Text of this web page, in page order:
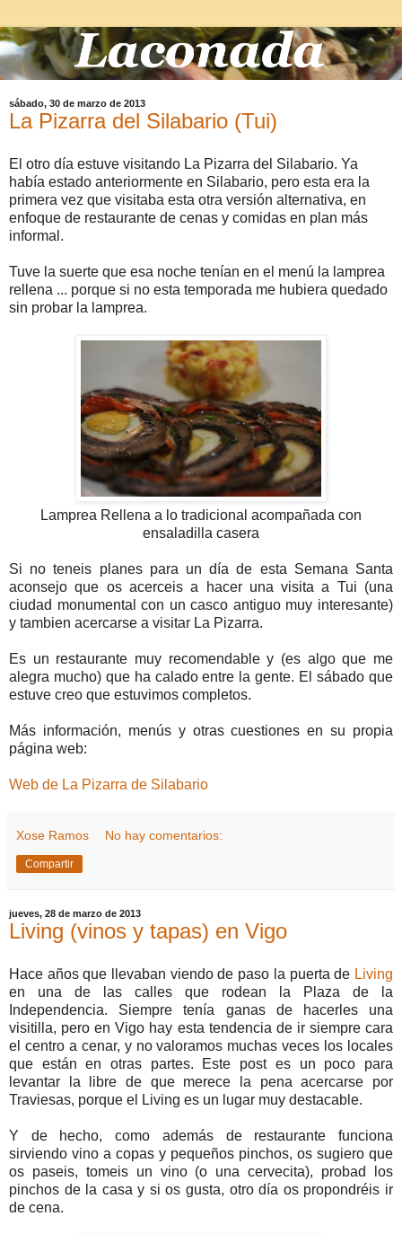
sábado, 30 de marzo de 2013
La Pizarra del Silabario (Tui)
El otro día estuve visitando La Pizarra del Silabario. Ya
había estado anteriormente en Silabario, pero esta era la
primera vez que visitaba esta otra versión alternativa, en
enfoque de restaurante de cenas y comidas en plan más
informal.
Tuve la suerte que esa noche tenían en el menú la lamprea
rellena ... porque si no esta temporada me hubiera quedado
sin probar la lamprea.
Lamprea Rellena a lo tradicional acompañada con
ensaladilla casera
Si no teneis planes para un día de esta Semana Santa
aconsejo que os acerceis a hacer una visita a Tui (una
ciudad monumental con un casco antiguo muy interesante)
y tambien acercarse a visitar La Pizarra.
Es un restaurante muy recomendable y (es algo que me
alegra mucho) que ha calado entre la gente. El sábado que
estuve creo que estuvimos completos.
Más información, menús y otras cuestiones en su propia
página web:
Web de La Pizarra de Silabario
Xose Ramos No hay comentarios:
Compartir
jueves, 28 de marzo de 2013
Living (vinos y tapas) en Vigo
Hace años que llevaban viendo de paso la puerta de Living
en una de las calles que rodean la Plaza de la
Independencia. Siempre tenía ganas de hacerles una
visitilla, pero en Vigo hay esta tendencia de ir siempre cara
el centro a cenar, y no valoramos muchas veces los locales
que están en otras partes. Este post es un poco para
levantar la libre de que merece la pena acercarse por
Traviesas, porque el Living es un lugar muy destacable.
Y de hecho, como además de restaurante funciona
sirviendo vino a copas y pequeños pinchos, os sugiero que
os paseis, tomeis un vino (o una cervecita), probad los
pinchos de la casa y si os gusta, otro día os propondréis ir
de cena.